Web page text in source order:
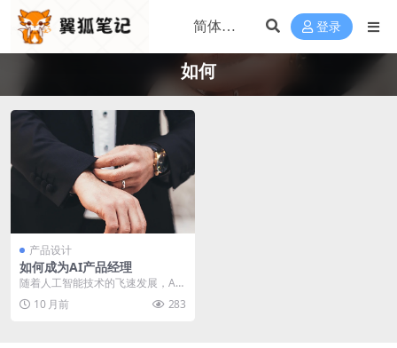
登录
如何
产品设计
如何成为AI产品经理
随着人工智能技术的飞速发展，AI
产品经理这一职位逐渐成为科技行
业的香饽饽。但AI...
10 月前 283